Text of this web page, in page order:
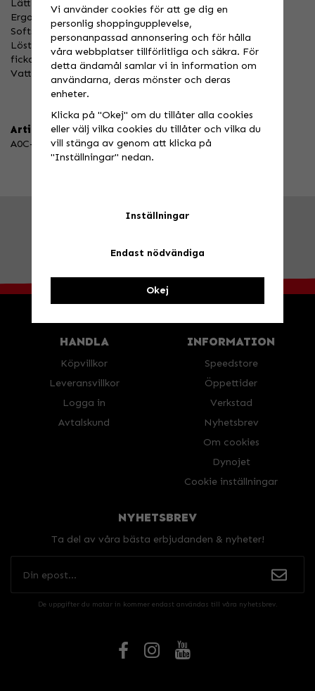
Lätt vindtät och vattentät jacka.
Ergonomisk passform utformad för att ge hög rörlighet.
Softshell-konstruktion.
Löstagbara ärmar.
fickor.
Vattentäta blixtlås.
Artikelnummer:
A0C-14D1-A03-09
Tel. 026-270030 /
Valbovägen 385, Valbo
HANDLA
Köpvillkor
Leveransvillkor
Logga in
Avtalskund
INFORMATION
Speedstore
Öppettider
Verkstad
Nyhetsbrev
Om cookies
Dynojet
Cookie inställningar
NYHETSBREV
Ta del av våra bästa erbjudanden & nyheter!
De uppgifter du matar in kommer endast användas till våra nyhetsbrev.
Vi använder cookies för att ge dig en
personlig shoppingupplevelse,
personanpassad annonsering och för hålla
våra webbplatser tillförlitliga och säkra. För
detta ändamål samlar vi in information om
användarna, deras mönster och deras
enheter.
Klicka på "Okej" om du tillåter alla cookies
eller välj vilka cookies du tillåter och vilka du
vill stänga av genom att klicka på
"Inställningar" nedan.
Inställningar
Endast nödvändiga
Okej